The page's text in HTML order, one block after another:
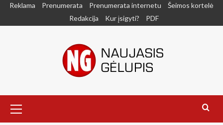
SkipReklama Prenumerata Prenumerata internetu
Šeimos kortelė
Redakcija
Kur įsigyti? PDF
Menu